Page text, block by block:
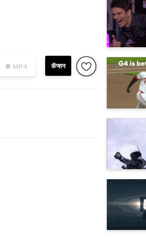
● MP4 कॅप्शन